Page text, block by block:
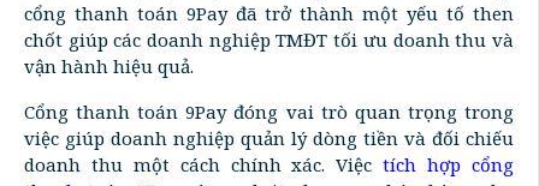
cổng thanh toán 9Pay đã trở thành một yếu tố then
chốt giúp các doanh nghiệp TMĐT tối ưu doanh thu và
vận hành hiệu quả.
Cổng thanh toán 9Pay đóng vai trò quan trọng trong
việc giúp doanh nghiệp quản lý dòng tiền và đối chiếu
doanh thu một cách chính xác. Việctích hợp cổng